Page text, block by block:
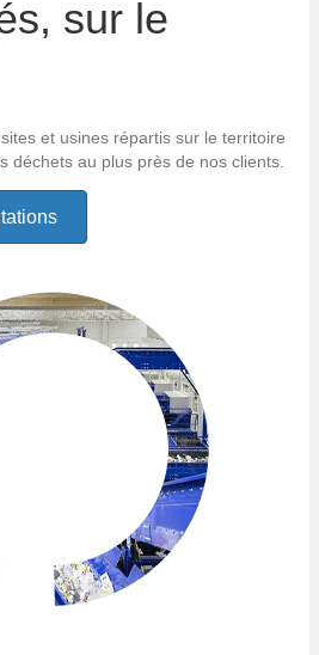
sur le
et usines répartis sur le territoire
déchets au plus près de nos clients.